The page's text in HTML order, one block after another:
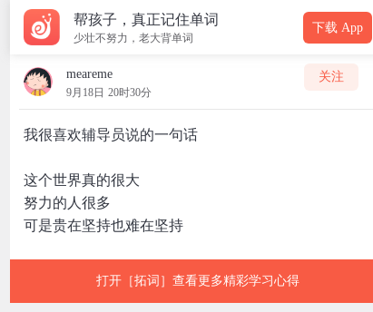
帮孩子，真正记住单词
少壮不努力，老大背单词
下载 App
meareme
9月18日 20时30分
关注
我很喜欢辅导员说的一句话
这个世界真的很大
努力的人很多
可是贵在坚持也难在坚持
打开［拓词］查看更多精彩学习心得